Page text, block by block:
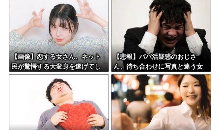
【画像】恋する女さん、ネット
民が驚愕する大変身を遂げてし
まう←コレは凄過ぎるw w w w
【悲報】パパ活疑惑のおじさ
ん、待ち合わせに写真と違う女
が来たので逃げようとするも眼
鏡を奪われ可哀想なことになっ
ているところを激写されてしま
う…